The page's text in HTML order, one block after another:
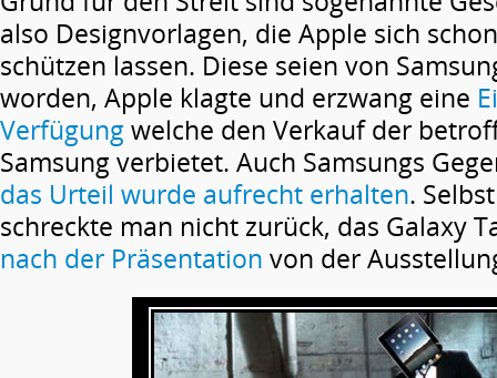
also Designvorlagen, die Apple sich
schützen lassen. Diese seien von
worden, Apple klagte und erzwang eine
Verfügung welche den Verkauf der
Samsung verbietet. Auch Samsungs
das Urteil wurde aufrecht erhalten.
schreckte man nicht zurück, das Galaxy
nach der Präsentation von der